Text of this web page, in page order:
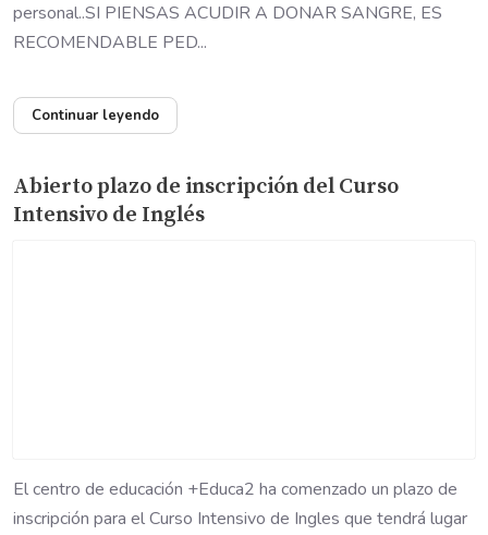
personal..SI PIENSAS ACUDIR A DONAR SANGRE, ES
RECOMENDABLE PED...
Continuar leyendo
Abierto plazo de inscripción del Curso
Intensivo de Inglés
El centro de educación +Educa2 ha comenzado un plazo de
inscripción para el Curso Intensivo de Ingles que tendrá lugar